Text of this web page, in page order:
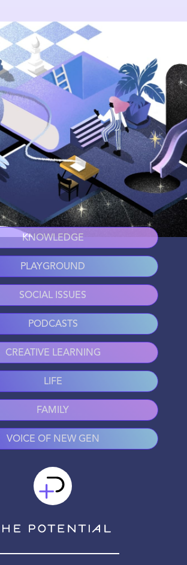
KNOWLEDGE
PLAYGROUND
SOCIAL ISSUES
PODCASTS
CREATIVE LEARNING
LIFE
FAMILY
VOICE OF NEW GEN